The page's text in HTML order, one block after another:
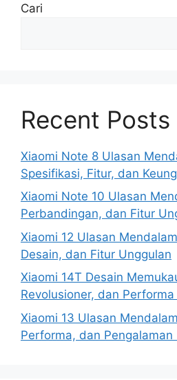
Cari
Recent Posts
Xiaomi Note 8 Ulasan
Spesifikasi, Fitur, dan
Xiaomi Note 10 Ulasan
Perbandingan, dan Fitur
Xiaomi 12 Ulasan
Desain, dan Fitur Unggulan
Xiaomi 14T Desain
Revolusioner, dan
Xiaomi 13 Ulasan
Performa, dan Pengalaman